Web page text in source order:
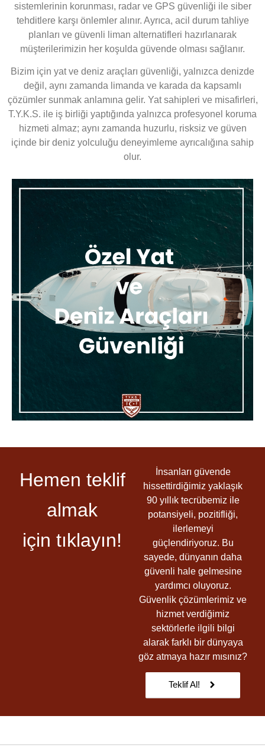
sistemlerinin korunması, radar ve GPS güvenliği ile siber
tehditlere karşı önlemler alınır. Ayrıca, acil durum tahliye
planları ve güvenli liman alternatifleri hazırlanarak
müşterilerimizin her koşulda güvende olması sağlanır.
Bizim için yat ve deniz araçları güvenliği, yalnızca denizde
değil, aynı zamanda limanda ve karada da kapsamlı
çözümler sunmak anlamına gelir. Yat sahipleri ve misafirleri,
T.Y.K.S. ile iş birliği yaptığında yalnızca profesyonel koruma
hizmeti almaz; aynı zamanda huzurlu, risksiz ve güven
içinde bir deniz yolculuğu deneyimleme ayrıcalığına sahip
olur.
Hemen teklif
almak
için tıklayın!
İnsanları güvende
hissettirdiğimiz yaklaşık
90 yıllık tecrübemiz ile
potansiyeli, pozitifliği,
ilerlemeyi
güçlendiriyoruz. Bu
sayede, dünyanın daha
güvenli hale gelmesine
yardımcı oluyoruz.
Güvenlik çözümlerimiz ve
hizmet verdiğimiz
sektörlerle ilgili bilgi
alarak farklı bir dünyaya
göz atmaya hazır mısınız?
Teklif Al!